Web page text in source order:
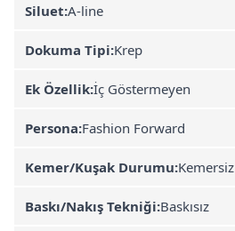
Siluet:A-line
Dokuma Tipi:Krep
Ek Özellik:İç Göstermeyen
Persona:Fashion Forward
Kemer/Kuşak Durumu:Kemersiz
Baskı/Nakış Tekniği:Baskısız